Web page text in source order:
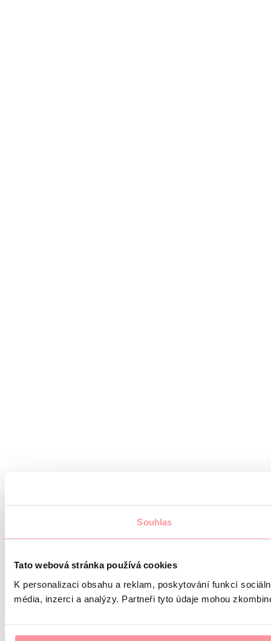
Souhlas
Tato webová stránka používá cookies
K personalizaci obsahu a reklam, poskytování funkcí
média, inzerci a analýzy. Partneři tyto údaje mohou